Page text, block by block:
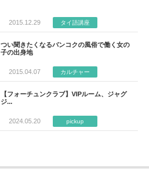
2015.12.29 タイ語講座
つい聞きたくなるバンコクの風俗で働く女の
子の出身地
2015.04.07 カルチャー
【フォーチュンクラブ】VIPルーム、ジャグ
ジ...
2024.05.20 pickup